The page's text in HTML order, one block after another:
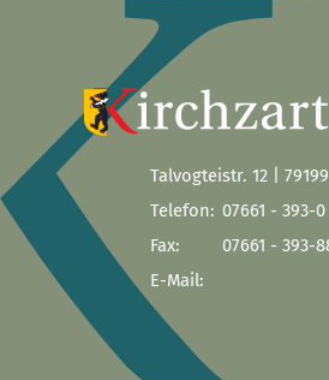
Talvogteistr. 12 |
Telefon: 07661 - 393-0
Fax:
07661 - 393-
E-Mail: